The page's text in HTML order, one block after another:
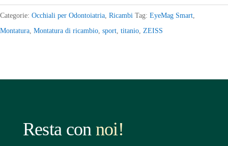
35,00 €.29,30 €.
Categorie: Occhiali per Odontoiatria Ricambi Tag: EyeMag Smart
Montatura Montatura di ricambio sport titanio ZEISS
Resta con noi!